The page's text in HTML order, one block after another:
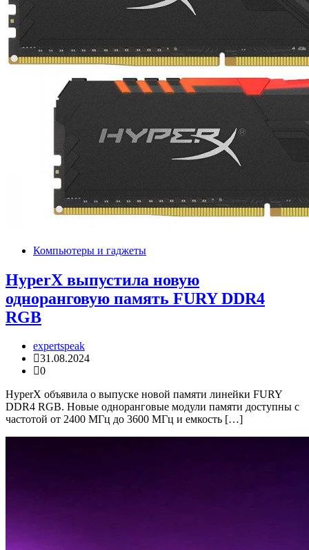
Компьютеры и гаджеты
HyperX выпустила новую
одноранговую память FURY DDR4
RGB
expertspeak
31.08.2024
0
HyperX объявила о выпуске новой памяти линейки FURY
DDR4 RGB. Новые одноранговые модули памяти доступны с
частотой от 2400 МГц до 3600 МГц и емкость […]